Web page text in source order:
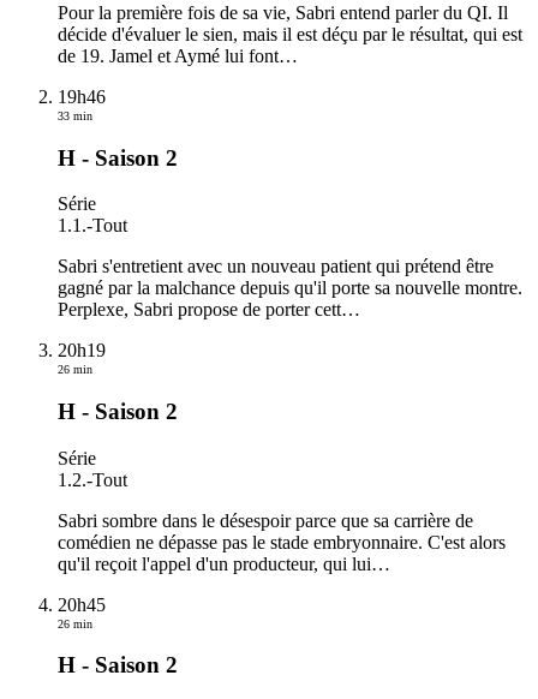
Pour la première fois de sa vie, Sabri entend parler du QI. Il
décide d'évaluer le sien, mais il est déçu par le résultat, qui est
de 19. Jamel et Aymé lui font…
19h46
33 min
H - Saison 2
Série
1.1.-Tout
Sabri s'entretient avec un nouveau patient qui prétend être
gagné par la malchance depuis qu'il porte sa nouvelle montre.
Perplexe, Sabri propose de porter cett…
20h19
26 min
H - Saison 2
Série
1.2.-Tout
Sabri sombre dans le désespoir parce que sa carrière de
comédien ne dépasse pas le stade embryonnaire. C'est alors
qu'il reçoit l'appel d'un producteur, qui lui…
20h45
26 min
H - Saison 2